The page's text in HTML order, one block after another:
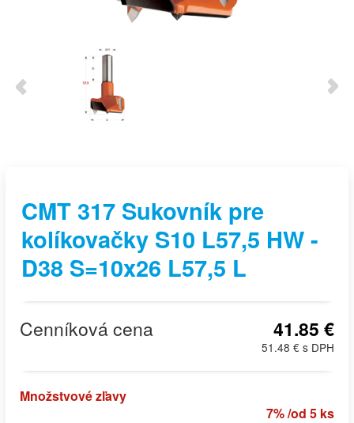
CMT 317 Sukovník pre
kolíkovačky S10 L57,5 HW -
D38 S=10x26 L57,5 L
Cenníková cena 41.85 €
51.48 € s DPH
Množstvové zľavy
7% /od 5 ks